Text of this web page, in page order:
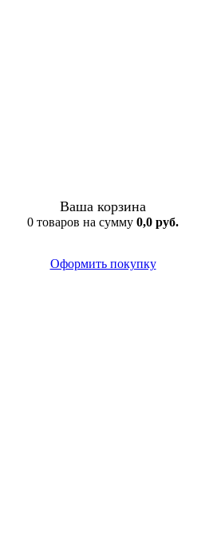
Ваша корзина
0 товаров на сумму 0,0 руб.
Оформить покупку